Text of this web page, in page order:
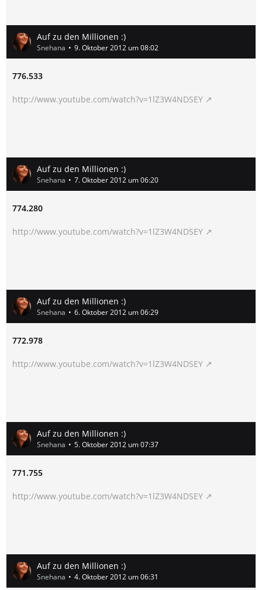
Auf zu den Millionen :)
Snehana 9. Oktober 2012 um 08:02
776.533
http://www.youtube.com/watch?v=1lZ3W4NDSEY
Auf zu den Millionen :)
Snehana 7. Oktober 2012 um 06:20
774.280
http://www.youtube.com/watch?v=1lZ3W4NDSEY
Auf zu den Millionen :)
Snehana 6. Oktober 2012 um 06:29
772.978
http://www.youtube.com/watch?v=1lZ3W4NDSEY
Auf zu den Millionen :)
Snehana 5. Oktober 2012 um 07:37
771.755
http://www.youtube.com/watch?v=1lZ3W4NDSEY
Auf zu den Millionen :)
Snehana 4. Oktober 2012 um 06:31